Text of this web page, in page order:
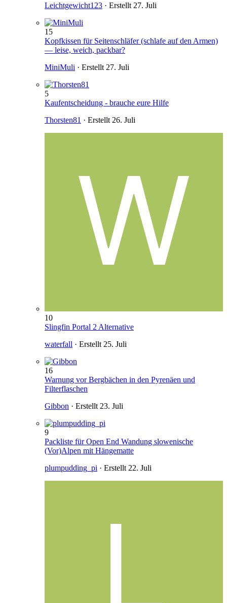
Leichtgewicht123 · Erstellt 27. Juli
15
Kopfkissen für Seitenschläfer (schlafe auf den Armen)
— leise, weich, packbar?
MiniMuli · Erstellt 27. Juli
5
Kaufentscheidung - brauche eure Hilfe
Thorsten81 · Erstellt 26. Juli
10
Slingfin Portal 2 Alternative
waterfall · Erstellt 25. Juli
16
Warnung vor Bergbächen in den Pyrenäen und
Filterflaschen
Gibbon · Erstellt 23. Juli
9
Packliste für Open End Wandung slowenische
(Vor)Alpen mit Hängematte
plumpudding_pi · Erstellt 22. Juli